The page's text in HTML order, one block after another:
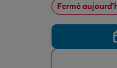
Protection juridique
Retraite
Fermé